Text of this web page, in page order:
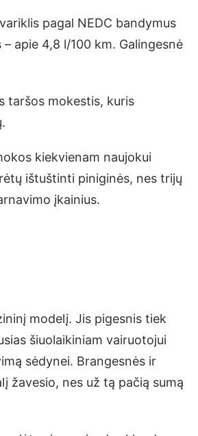
pagal NEDC bandymus
apie 4,8 l/100 km. Galingesnė
taršos mokestis, kuris
kiekvienam naujokui
ištuštinti piniginės, nes trijų
įkainius.
modelį. Jis pigesnis tiek
šiuolaikiniam vairuotojui
sėdynei. Brangesnės ir
žavesio, nes už tą pačią sumą